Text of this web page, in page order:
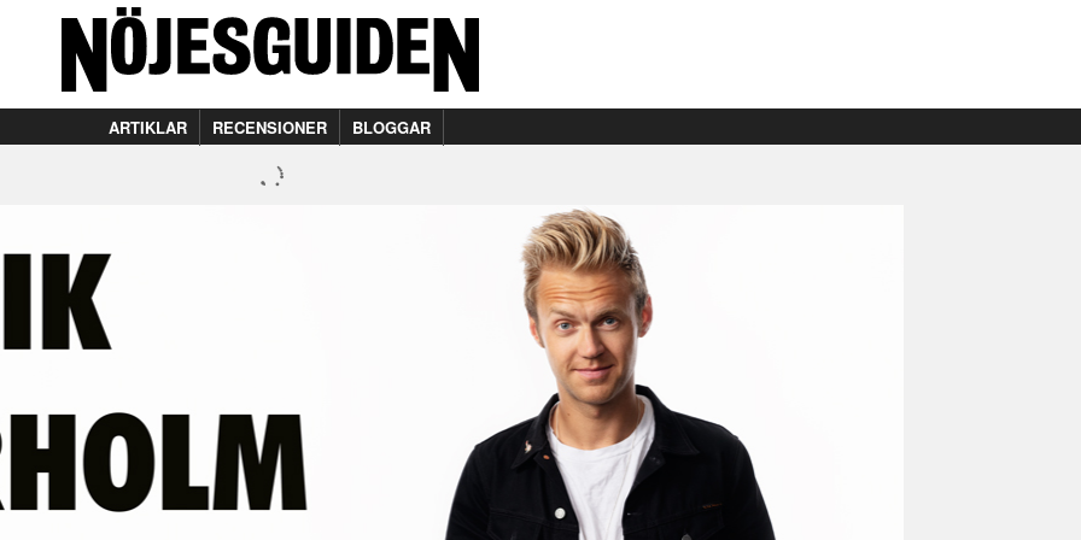
ARTIKLAR RECENSIONER BLOGGAR